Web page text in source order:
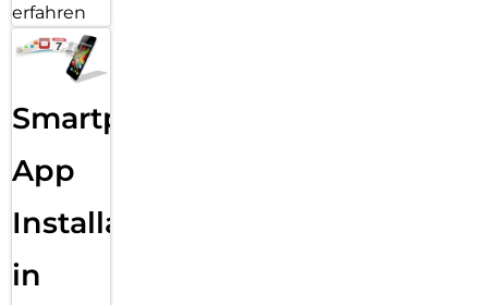
erfahren
Smartphone
App
Installation
in